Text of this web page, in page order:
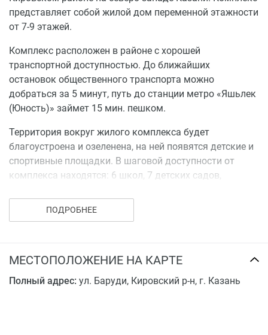
представляет собой жилой дом переменной этажности
от 7-9 этажей.
Комплекс расположен в районе с хорошей
транспортной доступностью. До ближайших
остановок общественного транспорта можно
добраться за 5 минут, путь до станции метро «Яшьлек
(Юность)» займет 15 мин. пешком.
Территория вокруг жилого комплекса будет
благоустроена и озеленена, на ней появятся детские и
спортивные площадки. В шаговой доступности от
комплекса находятся: 6 школ, 7 детских садов,
ПОДРОБНЕЕ
МЕСТОПОЛОЖЕНИЕ НА КАРТЕ
Полный адрес: ул. Баруди, Кировский р-н, г. Казань